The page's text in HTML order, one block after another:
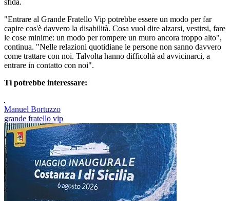
sfida.
"Entrare al Grande Fratello Vip potrebbe essere un modo per far
capire cos'è davvero la disabilità. Cosa vuol dire alzarsi, vestirsi, fare
le cose minime: un modo per rompere un muro ancora troppo alto",
continua. "Nelle relazioni quotidiane le persone non sanno davvero
come trattare con noi. Talvolta hanno difficoltà ad avvicinarci, a
entrare in contatto con noi".
Ti potrebbe interessare:
Manuel Bortuzzo
grande fratello vip